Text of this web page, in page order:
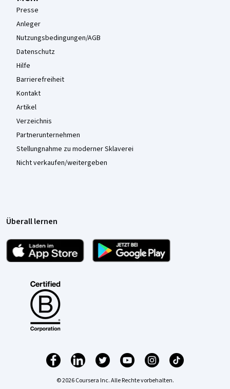
Presse
Anleger
Nutzungsbedingungen/AGB
Datenschutz
Hilfe
Barrierefreiheit
Kontakt
Artikel
Verzeichnis
Partnerunternehmen
Stellungnahme zu moderner Sklaverei
Nicht verkaufen/weitergeben
Überall lernen
© 2026 Coursera Inc. Alle Rechte vorbehalten.